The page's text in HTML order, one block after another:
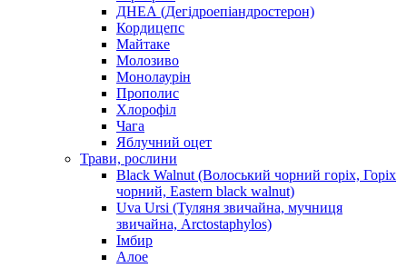
ДНЕА (Дегідроепіандростерон)
Кордицепс
Майтаке
Молозиво
Монолаурін
Прополис
Хлорофіл
Чага
Яблучний оцет
Трави, рослини
Black Walnut (Волоський чорний горіх, Горіх
чорний, Eastern black walnut)
Uva Ursi (Туляня звичайна, мучниця
звичайна, Arctostaphylos)
Імбир
Алое